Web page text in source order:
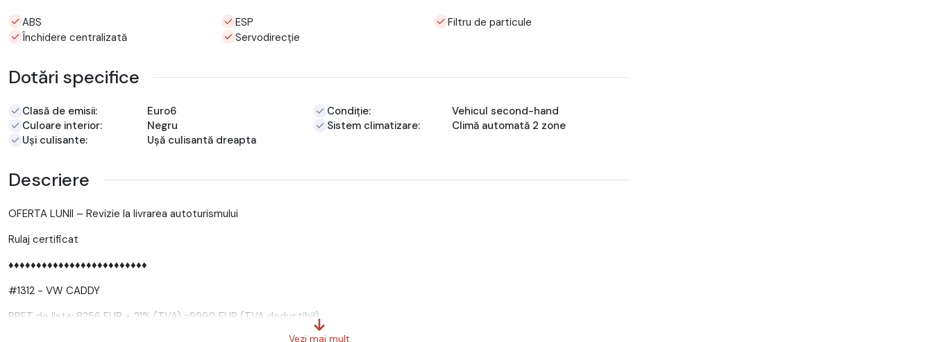
ABS ESP
Filtru de particule
Închidere centralizată
Servodirecție
Dotări specifice
Clasă de emisii: Euro6 Condiție:
Vehicul second-hand
Culoare interior:
Negru Sistem climatizare:
Climă automată 2 zone
Uși culisante:
Ușă culisantă dreapta
Descriere
OFERTA LUNII – Revizie la livrarea autoturismului
Rulaj certificat
♦♦♦♦♦♦♦♦♦♦♦♦♦♦♦♦♦♦♦♦♦♦♦♦♦
#1312 - VW CADDY
PRET de lista: 8256 EUR + 21% (TVA) =9990 EUR (TVA deductibil)
Vezi mai mult